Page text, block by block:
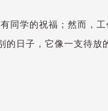
学的祝福；然而，
日子，它像一支待放